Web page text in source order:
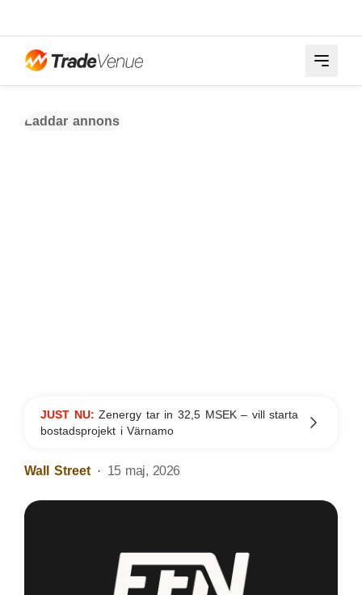
Laddar annons
JUST NU:Zenergy tar in 32,5 MSEK – vill starta
bostadsprojekt i Värnamo
Wall Street 15 maj, 2026